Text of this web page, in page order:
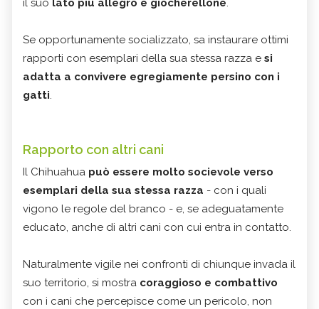
il suo lato più allegro e giocherellone.
Se opportunamente socializzato, sa instaurare ottimi
rapporti con esemplari della sua stessa razza e si
adatta a convivere egregiamente persino con i
gatti.
Rapporto con altri cani
Il Chihuahua può essere molto socievole verso
esemplari della sua stessa razza - con i quali
vigono le regole del branco - e, se adeguatamente
educato, anche di altri cani con cui entra in contatto.
Naturalmente vigile nei confronti di chiunque invada il
suo territorio, si mostra coraggioso e combattivo
con i cani che percepisce come un pericolo, non